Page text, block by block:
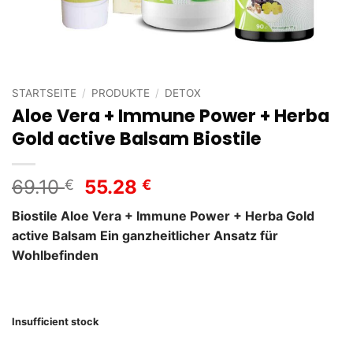
STARTSEITE / PRODUKTE / DETOX
Aloe Vera + Immune Power + Herba
Gold active Balsam Biostile
69.10€
Ursprünglicher
war:
69.10 €
55.28€Aktueller
ist:
55.28 €.
Biostile Aloe Vera + Immune Power + Herba Gold
active Balsam Ein ganzheitlicher Ansatz für
Wohlbefinden
Insufficient stock